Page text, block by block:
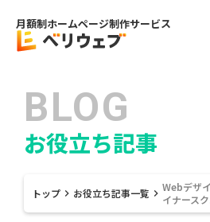
BLOG
お役立ち記事
トップ keyboard_arrow_right お役立ち記事一覧 keyboard_arrow_right Webデザ
イナース
月額制ホームページ制作サービス